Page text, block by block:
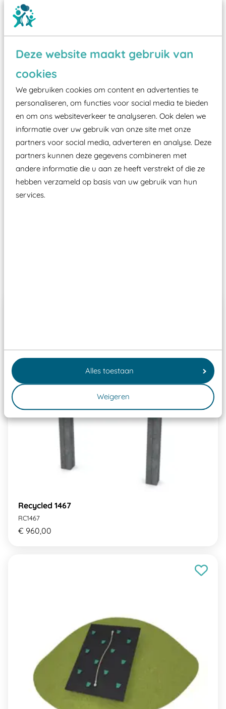
Deze website maakt gebruik van
cookies
We gebruiken cookies om content en advertenties te
personaliseren, om functies voor social media te bieden
en om ons websiteverkeer te analyseren. Ook delen we
informatie over uw gebruik van onze site met onze
partners voor social media, adverteren en analyse. Deze
partners kunnen deze gegevens combineren met
andere informatie die u aan ze heeft verstrekt of die ze
hebben verzameld op basis van uw gebruik van hun
services.
Alles toestaan
Weigeren
Wist je dat:
Vanaf een valhoogte van 1,5 meter een speciale
valondergrond onder speeltoestellen verplicht is
zoals kunstgras, rubber tegels of boomschors?
Elk speeltoestel in de openbare ruimte voorzien
moet zijn van een typekeuring, -plaatje en
certificering, uitgegeven door een Nederlands
aangewezen keuringsinstantie?
Recycled 1467
RC1467
€ 960,00